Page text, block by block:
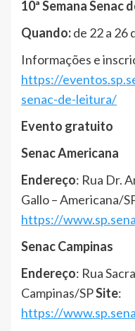
10ª Semana Senac
Quando:de 22 a 26
Informações e
https://
senac-de-leitura/
Evento gratuito
Senac Americana
Endereço: Rua Dr.
Gallo – Americana/
https://
Senac Campinas
Endereço: Rua
Campinas/SPSite:
https://